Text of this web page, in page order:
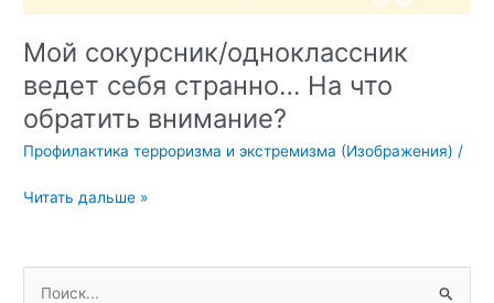
Мой сокурсник/одноклассник
ведет себя странно… На что
обратить внимание?
Профилактика терроризма и экстремизма (Изображения) /
Мой
ведет
себя
Читать дальше »